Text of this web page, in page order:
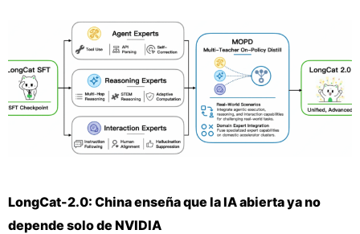
LongCat-2.0: China enseña que la IA abierta ya no
depende solo de NVIDIA